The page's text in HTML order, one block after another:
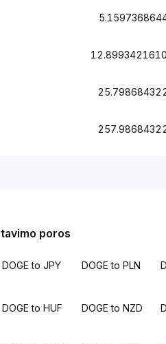
poros
DOGE to JPY DOGE to PLN
DOGE to HUF DOGE to NZD